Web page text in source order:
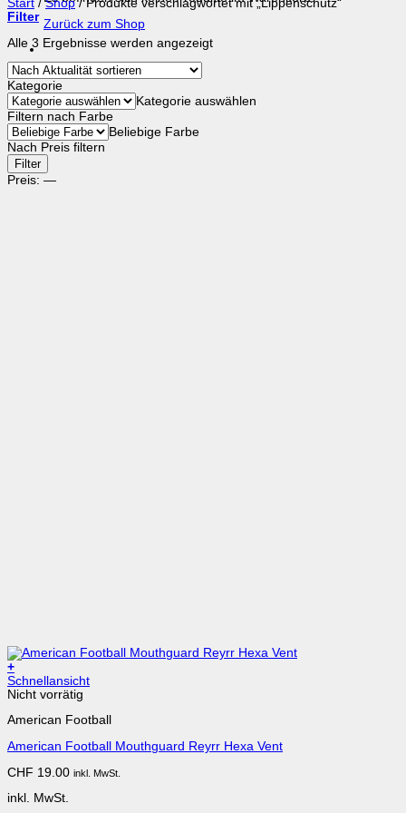
Zurück zum Shop
Start / Shop /Produkte verschlagwortet mit „Lippenschutz“
Filter
Alle 3 Ergebnisse werden angezeigtNach
Kategorie
Kategorie auswählen
Filtern nach Farbe
Beliebige Farbe
Nach Preis filtern
Min.
Preis
Max.
Preis
Filter
Preis: —
+
Dieses
Produkt
mehrere
auf.
Optionen
auf
Schnellansicht
Nicht vorrätig
American Football
American Football Mouthguard Reyrr Hexa Vent
CHF 19.00 inkl. MwSt.
inkl. MwSt.